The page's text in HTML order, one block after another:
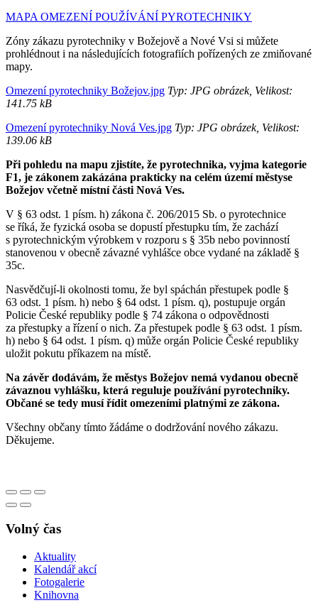
MAPA OMEZENÍ POUŽÍVÁNÍ PYROTECHNIKY
Zóny zákazu pyrotechniky v Božejově a Nové Vsi si můžete
prohlédnout i na následujících fotografiích pořízených ze zmiňované
mapy.
Omezení pyrotechniky Božejov.jpg Typ: JPG obrázek, Velikost:
141.75 kB
Omezení pyrotechniky Nová Ves.jpg Typ: JPG obrázek, Velikost:
139.06 kB
Při pohledu na mapu zjistíte, že pyrotechnika, vyjma kategorie
F1, je zákonem zakázána prakticky na celém území městyse
Božejov včetně místní části Nová Ves.
V § 63 odst. 1 písm. h) zákona č. 206/2015 Sb. o pyrotechnice
se říká, že fyzická osoba se dopustí přestupku tím, že zachází
s pyrotechnickým výrobkem v rozporu s § 35b nebo povinností
stanovenou v obecně závazné vyhlášce obce vydané na základě §
35c.
Nasvědčují-li okolnosti tomu, že byl spáchán přestupek podle §
63 odst. 1 písm. h) nebo § 64 odst. 1 písm. q), postupuje orgán
Policie České republiky podle § 74 zákona o odpovědnosti
za přestupky a řízení o nich. Za přestupek podle § 63 odst. 1 písm.
h) nebo § 64 odst. 1 písm. q) může orgán Policie České republiky
uložit pokutu příkazem na místě.
Na závěr dodávám, že městys Božejov nemá vydanou obecně
závaznou vyhlášku, která reguluje používání pyrotechniky.
Občané se tedy musí řídit omezeními platnými ze zákona.
Všechny občany tímto žádáme o dodržování nového zákazu.
Děkujeme.
Volný čas
Aktuality
Kalendář akcí
Fotogalerie
Knihovna